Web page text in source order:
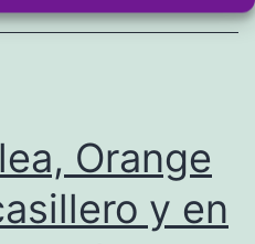
Orange
y en